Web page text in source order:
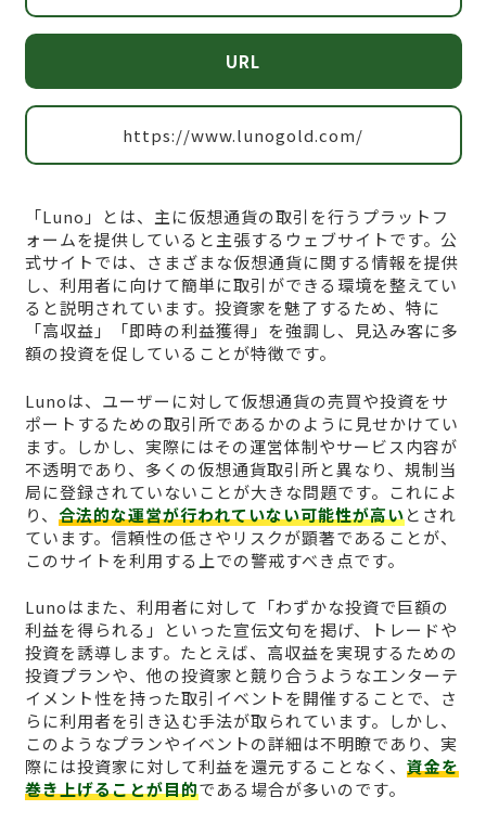
URL
https://www.lunogold.com/
「Luno」とは、主に仮想通貨の取引を行うプラットフ
ォームを提供していると主張するウェブサイトです。公
式サイトでは、さまざまな仮想通貨に関する情報を提供
し、利用者に向けて簡単に取引ができる環境を整えてい
ると説明されています。投資家を魅了するため、特に
「高収益」「即時の利益獲得」を強調し、見込み客に多
額の投資を促していることが特徴です。
Lunoは、ユーザーに対して仮想通貨の売買や投資をサ
ポートするための取引所であるかのように見せかけてい
ます。しかし、実際にはその運営体制やサービス内容が
不透明であり、多くの仮想通貨取引所と異なり、規制当
局に登録されていないことが大きな問題です。これによ
り、 合法的な運営が行われていない可能性が高いとされ
ています。信頼性の低さやリスクが顕著であることが、
このサイトを利用する上での警戒すべき点です。
Lunoはまた、利用者に対して「わずかな投資で巨額の
利益を得られる」といった宣伝文句を掲げ、トレードや
投資を誘導します。たとえば、高収益を実現するための
投資プランや、他の投資家と競り合うようなエンターテ
イメント性を持った取引イベントを開催することで、さ
らに利用者を引き込む手法が取られています。しかし、
このようなプランやイベントの詳細は不明瞭であり、実
際には投資家に対して利益を還元することなく、 資金を
巻き上げることが目的である場合が多いのです。